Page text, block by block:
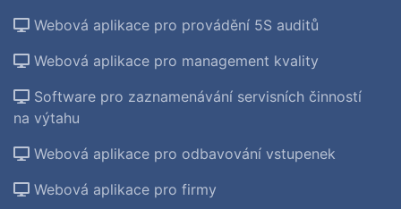
Webová aplikace pro provádění 5S auditů
Webová aplikace pro management kvality
Software pro zaznamenávání servisních činností
na výtahu
Webová aplikace pro odbavování vstupenek
Webová aplikace pro firmy